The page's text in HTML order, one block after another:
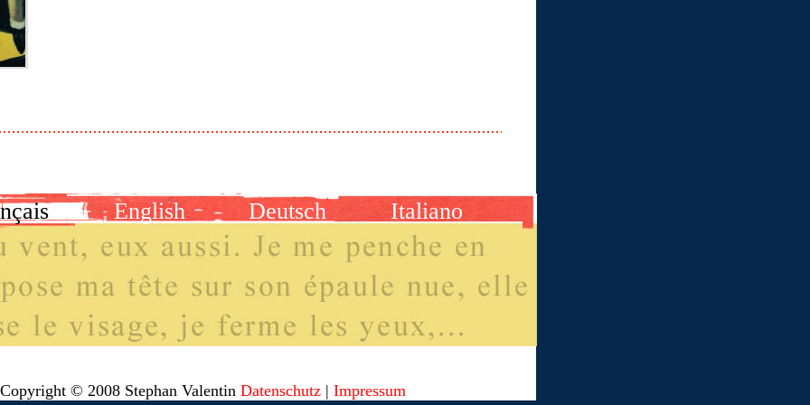
Deutsch
English Italiano
Copyright © 2008 Stephan Valentin Datenschutz| Impressum